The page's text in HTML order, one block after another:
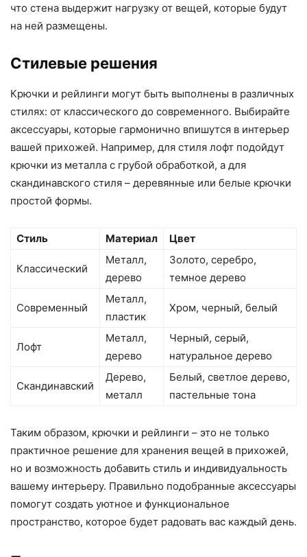
что стена выдержит нагрузку от вещей, которые будут
на ней размещены.
Стилевые решения
Крючки и рейлинги могут быть выполнены в различных
стилях: от классического до современного. Выбирайте
аксессуары, которые гармонично впишутся в интерьер
вашей прихожей. Например, для стиля лофт подойдут
крючки из металла с грубой обработкой, а для
скандинавского стиля – деревянные или белые крючки
простой формы.
Стиль Материал Цвет
Классический
Металл,
дерево
Золото, серебро,
темное дерево
Современный
Металл,
пластик
Хром, черный, белый
Лофт
Металл,
дерево
Черный, серый,
натуральное дерево
Скандинавский
Дерево,
металл
Белый, светлое дерево,
пастельные тона
Таким образом, крючки и рейлинги – это не только
практичное решение для хранения вещей в прихожей,
но и возможность добавить стиль и индивидуальность
вашему интерьеру. Правильно подобранные аксессуары
помогут создать уютное и функциональное
пространство, которое будет радовать вас каждый день.